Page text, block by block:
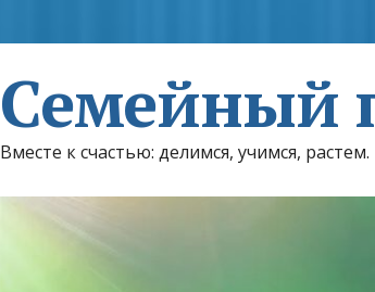
Семейный
Вместе к счастью: делимся, учимся, растем.